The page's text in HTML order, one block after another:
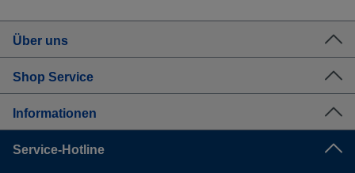
Über uns
Shop Service
Informationen
Service-Hotline